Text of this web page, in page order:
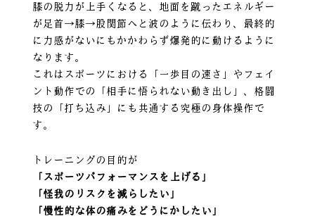
膝の脱力が上手くなると、地面を蹴ったエネルギー
が足首→膝→股関節へと波のように伝わり、最終的
に力感がないにもかかわらず爆発的に動けるように
なります。
これはスポーツにおける「一歩目の速さ」やフェイ
ント動作での「相手に悟られない動き出し」、格闘
技の「打ち込み」にも共通する究極の身体操作で
す。
トレーニングの目的が
「スポーツパフォーマンスを上げる」
「怪我のリスクを減らしたい」
「慢性的な体の痛みをどうにかしたい」